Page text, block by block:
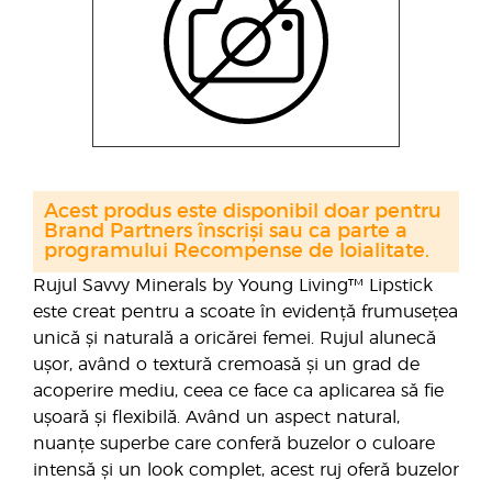
Rujul Savvy Minerals by Young Living™ Lipstick
este creat pentru a scoate în evidență frumusețea
unică și naturală a oricărei femei. Rujul alunecă
ușor, având o textură cremoasă și un grad de
acoperire mediu, ceea ce face ca aplicarea să fie
ușoară și flexibilă. Având un aspect natural,
nuanțe superbe care conferă buzelor o culoare
intensă și un look complet, acest ruj oferă buzelor
Acest produs este disponibil doar pentru
Brand Partners înscriși sau ca parte a
programului Recompense de loialitate.